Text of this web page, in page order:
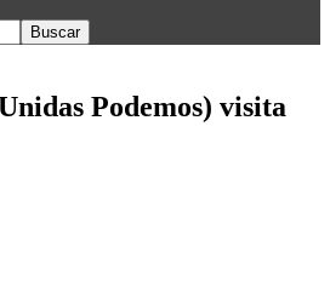
Podemos) visita